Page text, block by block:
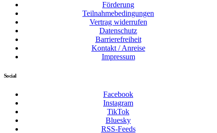
Förderung
Teilnahmebedingungen
Vertrag widerrufen
Datenschutz
Barrierefreiheit
Kontakt / Anreise
Impressum
Social
Facebook
Instagram
TikTok
Bluesky
RSS-Feeds